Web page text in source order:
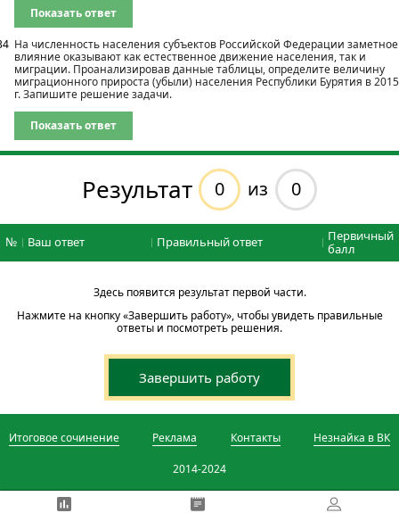
Показать ответ
На численность населения субъектов Российской Федерации заметное
влияние оказывают как естественное движение населения, так и
миграции. Проанализировав данные таблицы, определите величину
миграционного прироста (убыли) населения Республики Бурятия в 2015
г. Запишите решение задачи.
Показать ответ
Результат 0 из 0
№ Ваш ответ Правильный ответ
Первичный
балл
Здесь появится результат первой части.
Нажмите на кнопку «Завершить работу», чтобы увидеть правильные
ответы и посмотреть решения.
Завершить работу
Итоговое сочинение Реклама Контакты Незнайка в ВК
2014-2024